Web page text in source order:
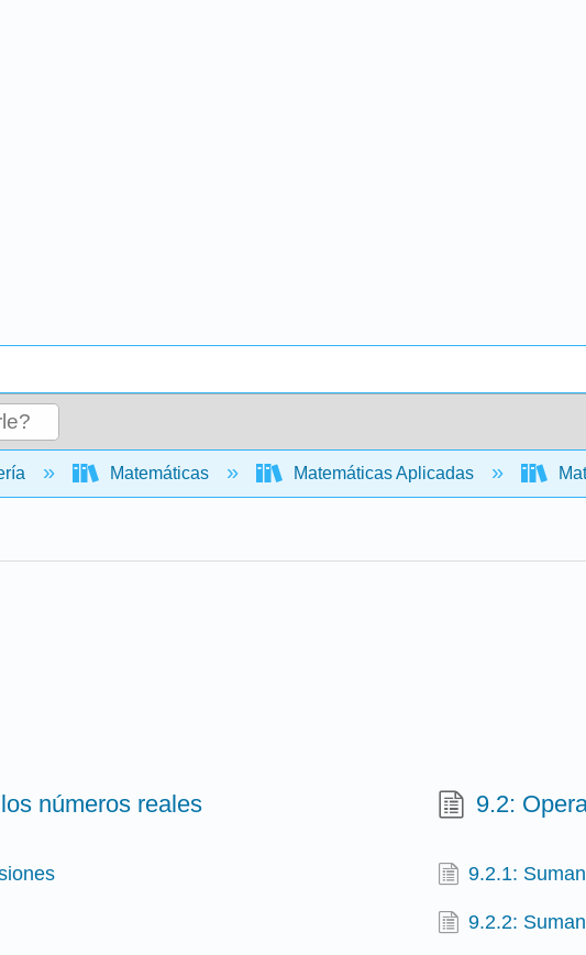
global
Matemáticas Matemáticas Aplicadas
números reales 9.2:
9.2.1:
9.2.2: